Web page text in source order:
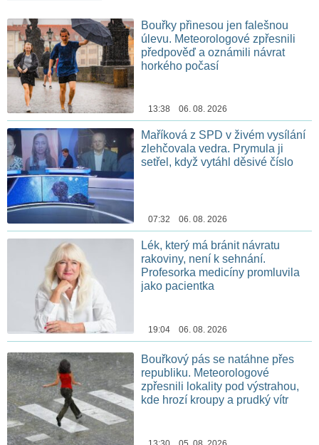
Bouřky přinesou jen falešnou
úlevu. Meteorologové zpřesnili
předpověď a oznámili návrat
horkého počasí
13:38 06. 08. 2026
Maříková z SPD v živém vysílání
zlehčovala vedra. Prymula ji
setřel, když vytáhl děsivé číslo
07:32 06. 08. 2026
Lék, který má bránit návratu
rakoviny, není k sehnání.
Profesorka medicíny promluvila
jako pacientka
19:04 06. 08. 2026
Bouřkový pás se natáhne přes
republiku. Meteorologové
zpřesnili lokality pod výstrahou,
kde hrozí kroupy a prudký vítr